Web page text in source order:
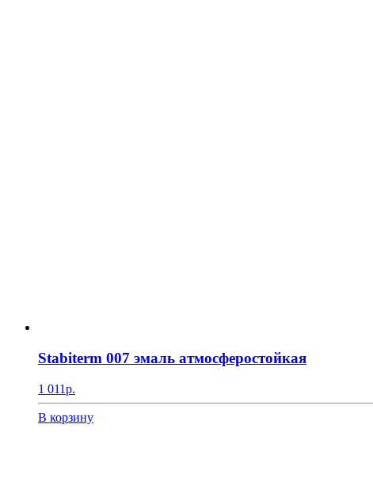
Stabiterm 007 эмаль атмосферостойкая
1 011р.
В корзину